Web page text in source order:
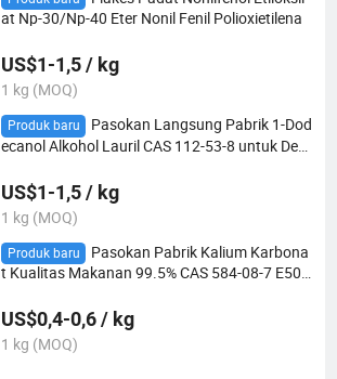
at Np-30/Np-40 Eter Nonil Fenil Polioxietilena
US$1-1,5 / kg
1 kg (MOQ)
Produk baru
Pasokan Langsung Pabrik 1-Dod
ecanol Alkohol Lauril CAS 112-53-8 untuk Dete
Serat
US$1-1,5 / kg
1 kg (MOQ)
Produk baru
Pasokan Pabrik Kalium Karbona
t Kualitas Makanan 99.5% CAS 584-08-7 E501
man
US$0,4-0,6 / kg
1 kg (MOQ)